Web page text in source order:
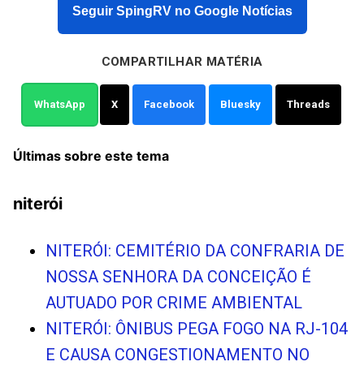
Seguir SpingRV no Google Notícias
COMPARTILHAR MATÉRIA
WhatsApp X Facebook Bluesky Threads
Últimas sobre este tema
niterói
NITERÓI: CEMITÉRIO DA CONFRARIA DE
NOSSA SENHORA DA CONCEIÇÃO É
AUTUADO POR CRIME AMBIENTAL
NITERÓI: ÔNIBUS PEGA FOGO NA RJ-104
E CAUSA CONGESTIONAMENTO NO